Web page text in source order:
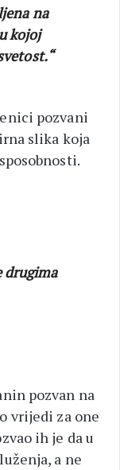
na
kojoj
pozvani
slika koja
drugima
pozvan na
vrijedi za one
ih je da u
a ne